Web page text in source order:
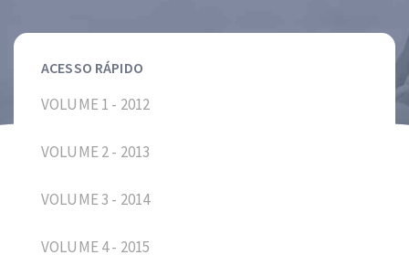
ACESSO RÁPIDO
VOLUME 1 - 2012
VOLUME 2 - 2013
VOLUME 3 - 2014
VOLUME 4 - 2015